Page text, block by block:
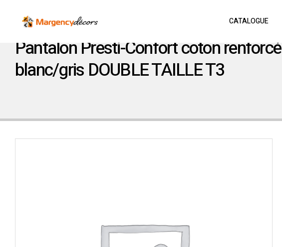
CATALOGUE
Pantalon Presti-Confort coton renforcé
blanc/gris DOUBLE TAILLE T3